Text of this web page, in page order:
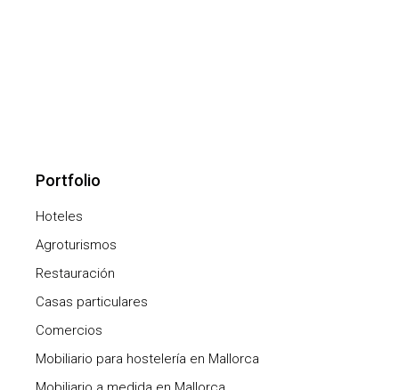
Portfolio
Hoteles
Agroturismos
Restauración
Casas particulares
Comercios
Mobiliario para hostelería en Mallorca